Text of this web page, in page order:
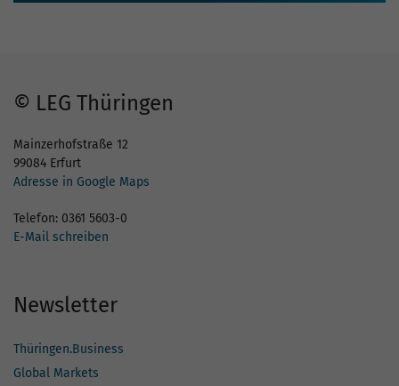
© LEG Thüringen
Mainzerhofstraße 12
99084 Erfurt
Adresse in Google Maps
Telefon: 0361 5603-0
E-Mail schreiben
Newsletter
Thüringen.Business
Global Markets